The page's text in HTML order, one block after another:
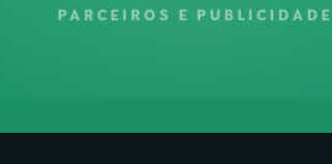
PARCEIROS E PUBLICIDADE